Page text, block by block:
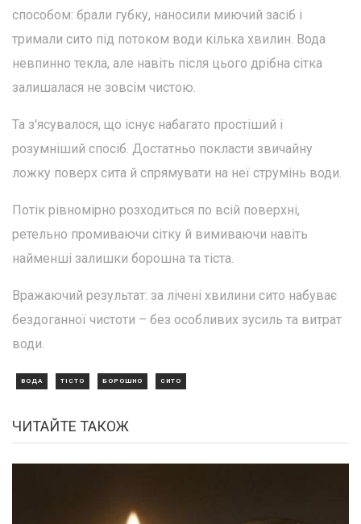
способом: брали губку, наносили миючий засіб і
тримали сито під потоком води кілька хвилин. Вода
невпинно текла, але навіть після цього дрібна сітка
залишалася не зовсім чистою.
Та з'ясувалося, що існує набагато простіший і
розумніший спосіб. Достатньо покласти звичайну
ложку поверх сита й спрямувати на неї струмінь води.
Потік рівномірно розходиться по всій поверхні,
ретельно промиваючи сітку й вимиваючи навіть
найменші залишки борошна та тіста.
Вражаючий результат: за лічені хвилини сито набуває
бездоганної чистоти – без особливих зусиль та витрат
води.
ВОДА ТІСТО БОРОШНО СИТО
ЧИТАЙТЕ ТАКОЖ